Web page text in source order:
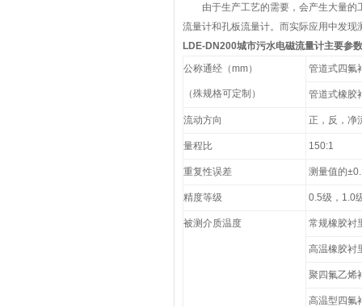
由于生产工艺的需要，会产生大量的
流量计和孔板流量计。而实际应用中发
LDE-DN200城市污水电磁流量计主要参
公称通经（mm）
（殊规格可定制）
管道式四氟
管道式橡胶
流动方向 正，反，净
量程比 150:1
重复性误差 测量值的
精度等级 0.5级，1.0
被测介质温度 常规橡胶衬
高温橡胶衬
聚四氟乙烯
高温型四氟